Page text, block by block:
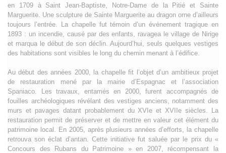
en 1709 à Saint Jean-Baptiste, Notre-Dame de la Pitié et Sainte
Marguerite. Une sculpture de Sainte Marguerite au dragon orne d’ailleurs
toujours l’entrée. La chapelle fut témoin d’un événement tragique en
1893 : un incendie, causé par des enfants, ravagea le village de Nirige
et marqua le début de son déclin. Aujourd’hui, seuls quelques vestiges
des habitations sont visibles le long du chemin menant à l’édifice.
Au début des années 2000, la chapelle fit l’objet d’un ambitieux projet
de restauration mené par la mairie d’Espagnac et l’association
Spaniaco. Les travaux, entamés en 2000, furent accompagnés de
fouilles archéologiques révélant des vestiges anciens, notamment des
murs et pavages datant probablement du XVIe et XVIIe siècles. La
restauration permit de préserver et de mettre en valeur cet élément du
patrimoine local. En 2005, après plusieurs années d’efforts, la chapelle
retrouva son éclat d’antan. Cette initiative fut saluée par le prix du «
Concours des Rubans du Patrimoine » en 2007, récompensant la